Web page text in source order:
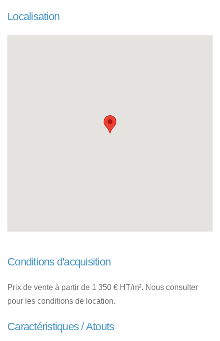
Localisation
Conditions d'acquisition
Prix de vente à partir de 1 350 € HT/m². Nous consulter
pour les conditions de location.
Caractéristiques / Atouts